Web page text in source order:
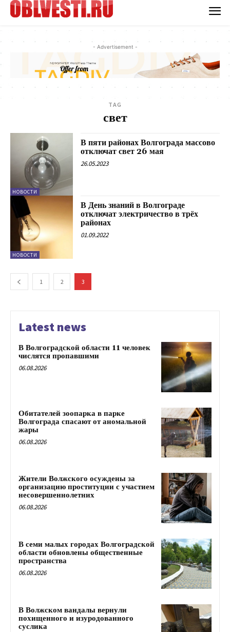
- Advertisement -
TAG
свет
НОВОСТИ
В пяти районах Волгограда массово
отключат свет 26 мая
26.05.2023
НОВОСТИ
В День знаний в Волгограде
отключат электричество в трёх
районах
01.09.2022
1 2 3
Latest news
В Волгоградской области 11 человек
числятся пропавшими
06.08.2026
Обитателей зоопарка в парке
Волгограда спасают от аномальной
жары
06.08.2026
Жители Волжского осуждены за
организацию проституции с участием
несовершеннолетних
06.08.2026
В семи малых городах Волгоградской
области обновлены общественные
пространства
06.08.2026
В Волжском вандалы вернули
похищенного и изуродованного
суслика